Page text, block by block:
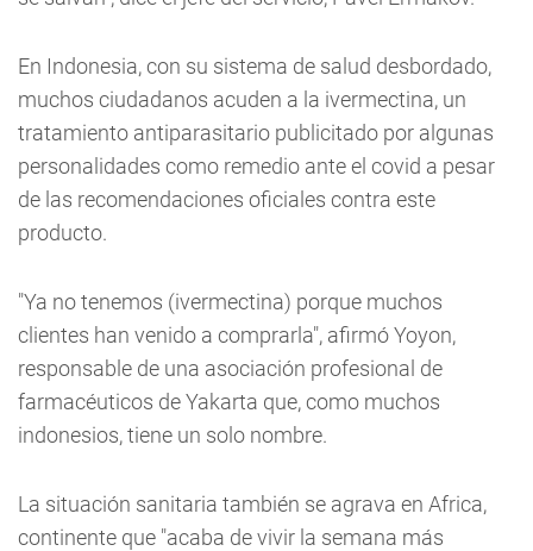
En Indonesia, con su sistema de salud desbordado,
muchos ciudadanos acuden a la ivermectina, un
tratamiento antiparasitario publicitado por algunas
personalidades como remedio ante el covid a pesar
de las recomendaciones oficiales contra este
producto.
"Ya no tenemos (ivermectina) porque muchos
clientes han venido a comprarla", afirmó Yoyon,
responsable de una asociación profesional de
farmacéuticos de Yakarta que, como muchos
indonesios, tiene un solo nombre.
La situación sanitaria también se agrava en Africa,
continente que "acaba de vivir la semana más